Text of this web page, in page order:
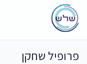
פרופיל שחקן